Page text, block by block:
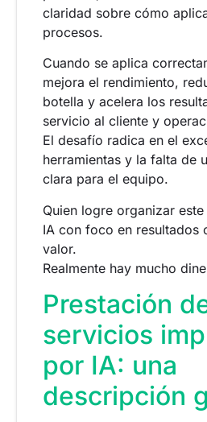
claridad sobre cómo
procesos.
Cuando se aplica
mejora el rendimiento,
botella y acelera los
servicio al cliente y
El desafío radica en el
herramientas y la falta de
clara para el equipo.
Quien logre organizar
IA con foco en resultados
valor.
Realmente hay mucho
Prestación
servicios
por IA: una
descripción